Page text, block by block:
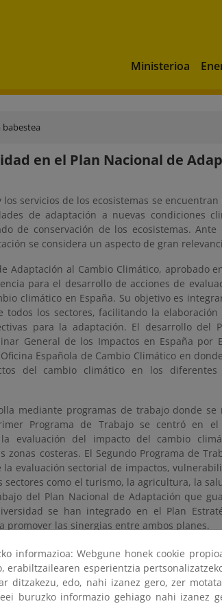
Ministerioa
en el Plan Nacional de
los servicios de los ecosistemas se
de adaptación a nuevas condiciones
de conservación de los ecosistemas.
se considera un aspecto de gran
Adaptación al Cambio Climático, aprobado
para el desarrollo de acciones de
climático en España. Su objetivo es
todos los sectores, facilitando la
para la adaptación. El desarrollo del
General de los Impactos en España por
Española de Cambio Climático en
del cambio climático en los diferentes
mediante programas de trabajo donde se
Programa de Trabajo se centró en el
evaluación del impacto del cambio
zonas costeras. El Segundo Programa de
la evaluación sectorial de impactos,
sectores como el turismo, la agricultura, la
del Plan Nacional de Adaptación que
se han integrado en el Plan
promover las sinergias entre ambos planes.
de Adaptación al Cambio Climático (737 KB)
sobre el PNACC
de los impactos en España del
informazioa: Webgune honek cookie
erabiltzailearen esperientzia
ditzakezu, edo, nahi izanez gero, zer
buruzko informazio gehiago nahi izanez